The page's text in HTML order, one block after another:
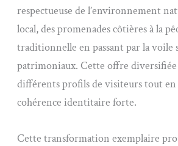
respectueuse de l’environnement
local, des promenades côtières à la
traditionnelle en passant par la voile
patrimoniaux. Cette offre diversifiée
différents profils de visiteurs tout
cohérence identitaire forte.
Cette transformation exemplaire